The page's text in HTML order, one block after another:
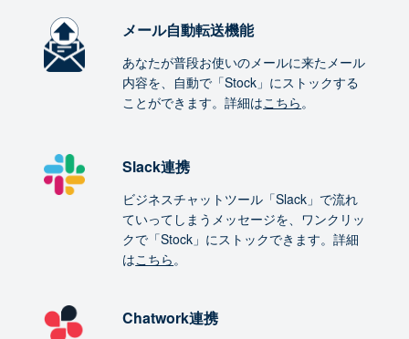
メール自動転送機能
あなたが普段お使いのメールに来たメール
内容を、自動で「Stock」にストックする
ことができます。詳細はこちら。
Slack連携
ビジネスチャットツール「Slack」で流れ
ていってしまうメッセージを、ワンクリッ
クで「Stock」にストックできます。詳細
はこちら。
Chatwork連携